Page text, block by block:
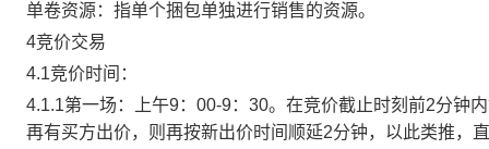
单卷资源：指单个捆包单独进行销售的资源。
4竞价交易
4.1竞价时间：
4.1.1第一场：上午9：00-9：30。在竞价截止时刻前2分钟
再有买方出价，则再按新出价时间顺延2分钟，以此类推，